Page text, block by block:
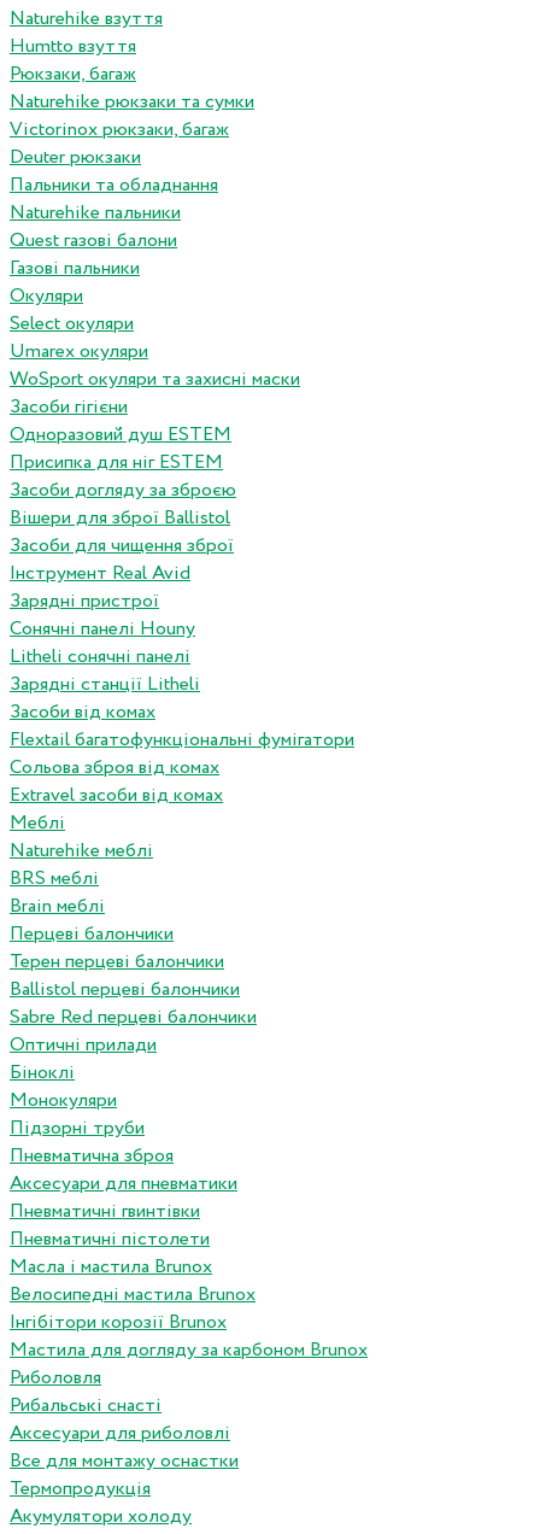
Naturehike взуття
Humtto взуття
Рюкзаки, багаж
Naturehike рюкзаки та сумки
Victorinox рюкзаки, багаж
Deuter рюкзаки
Пальники та обладнання
Naturehike пальники
Quest газові балони
Газові пальники
Окуляри
Select окуляри
Umarex окуляри
WoSport окуляри та захисні маски
Засоби гігієни
Одноразовий душ ESTEM
Присипка для ніг ESTEM
Засоби догляду за зброєю
Вішери для зброї Ballistol
Засоби для чищення зброї
Інструмент Real Avid
Зарядні пристрої
Сонячні панелі Houny
Litheli сонячні панелі
Зарядні станції Litheli
Засоби від комах
Flextail багатофункціональні фумігатори
Сольова зброя від комах
Extravel засоби від комах
Меблі
Naturehike меблі
BRS меблі
Brain меблі
Перцеві балончики
Терен перцеві балончики
Ballistol перцеві балончики
Sabre Red перцеві балончики
Оптичні прилади
Біноклі
Монокуляри
Підзорні труби
Пневматична зброя
Аксесуари для пневматики
Пневматичні гвинтівки
Пневматичні пістолети
Масла і мастила Brunox
Велосипедні мастила Brunox
Інгібітори корозії Brunox
Мастила для догляду за карбоном Brunox
Риболовля
Рибальські снасті
Аксесуари для риболовлі
Все для монтажу оснастки
Термопродукція
Акумулятори холоду